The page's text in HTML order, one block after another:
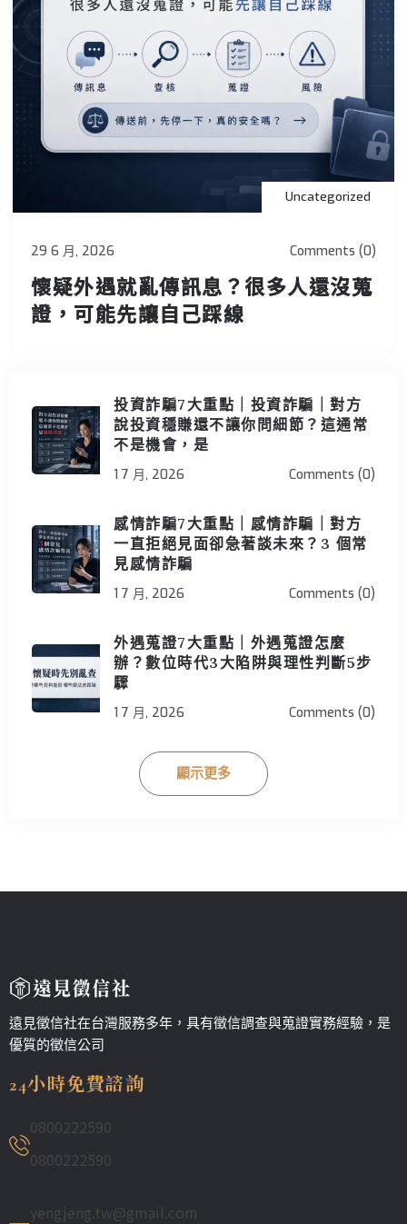
投資詐騙7大重點｜投資詐騙｜對方
說投資穩賺還不讓你問細節？這通常
不是機會，是
1 7 月, 2026 Comments (0)
感情詐騙7大重點｜感情詐騙｜對方
一直拒絕見面卻急著談未來？3 個常
見感情詐騙
1 7 月, 2026 Comments (0)
外遇蒐證7大重點｜外遇蒐證怎麼
辦？數位時代3大陷阱與理性判斷5步
驟
1 7 月, 2026 Comments (0)
顯示更多
Uncategorized
29 6 月, 2026 Comments (0)
懷疑外遇就亂傳訊息？很多人還沒蒐
證，可能先讓自己踩線
遠見徵信社在台灣服務多年，具有徵信調查與蒐證實務經驗，是
優質的徵信公司
24小時免費諮詢
0800222590
0800222590
yengjeng.tw@gmail.com